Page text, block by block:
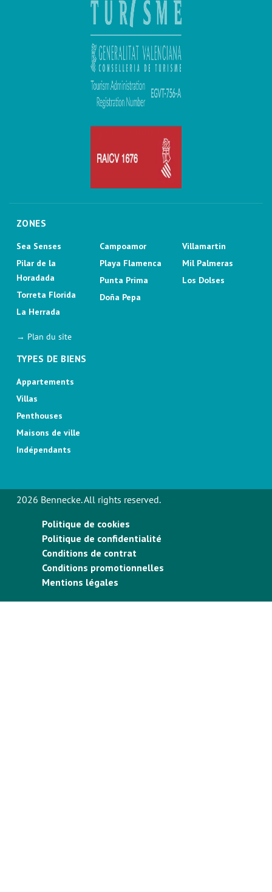
ZONES
Sea Senses
Pilar de la
Horadada
Torreta Florida
La Herrada
Campoamor
Playa Flamenca
Punta Prima
Doña Pepa
Villamartin
Mil Palmeras
Los Dolses
→ Plan du site
TYPES DE BIENS
Appartements
Villas
Penthouses
Maisons de ville
Indépendants
2026 Bennecke. All rights reserved.
Politique de cookies
Politique de confidentialité
Conditions de contrat
Conditions promotionnelles
Mentions légales